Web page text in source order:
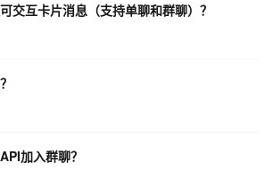
交互卡片消息（支持单聊和群聊）？
加入群聊？